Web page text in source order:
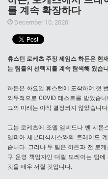
를 계속 확장하다
December 10, 2020
휴스턴 로케츠 주장 제임스 하든은 현
는 팀들의 선택지를 계속 탐색해 왔습
하든은 화요일 휴스턴에 도착하여 첫
의무적으로 COVID 테스트를 받았습
그의 미래는 아직 결정되지 않았습니다.
그는 로케츠에 조엘 엠비드나 벤 시몬
델피아 세븐티식서스와의 트레이드
습니다. 그러나 두 팀은 하든과 전 로
구 운영 책임자인 대릴 모레이는 팀
것을 매우 꺼릴 것입니다.